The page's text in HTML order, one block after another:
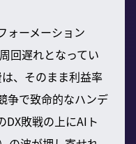
ォーメーション
回遅れとなってい
、そのまま利益率
争で致命的なハンデ
DX敗戦の上にAIト